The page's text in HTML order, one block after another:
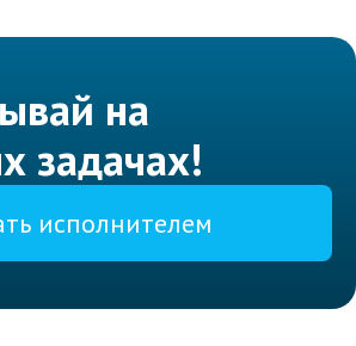
на
задачах!
исполнителем